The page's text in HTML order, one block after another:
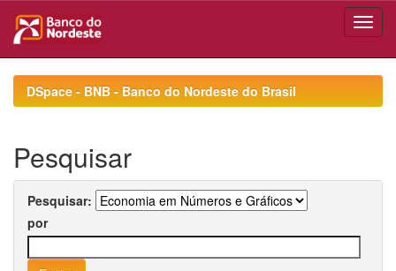
navigationDSpace - BNB - Banco do Nordeste do Brasil
Pesquisar
Pesquisar:
por